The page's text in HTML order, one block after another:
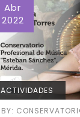
Abr
2022
ACTIVIDADES
BY: